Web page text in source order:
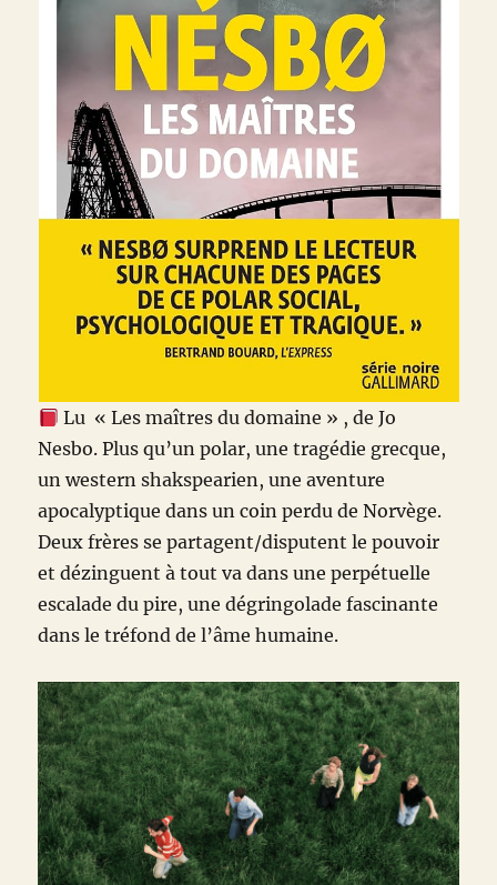
Lu « Les maîtres du domaine » , de Jo
Nesbo. Plus qu’un polar, une tragédie grecque,
un western shakspearien, une aventure
apocalyptique dans un coin perdu de Norvège.
Deux frères se partagent/disputent le pouvoir
et dézinguent à tout va dans une perpétuelle
escalade du pire, une dégringolade fascinante
dans le tréfond de l’âme humaine.